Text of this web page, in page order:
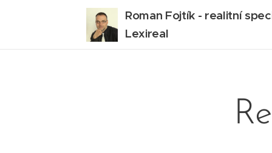
Roman Fojtík - realitní
Lexireal